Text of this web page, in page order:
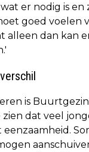
er nodig is en
goed voelen
alleen dan kan
is
zien dat veel